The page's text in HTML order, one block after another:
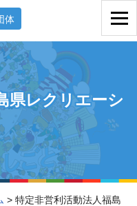
体
県レクリエーシ
> 特定非営利活動法人福島